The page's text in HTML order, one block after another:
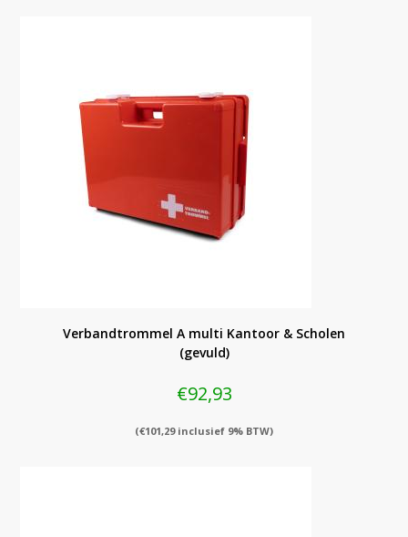
Verbandtrommel A multi Kantoor & Scholen
(gevuld)
€92,93
(€101,29inclusief 9% BTW)